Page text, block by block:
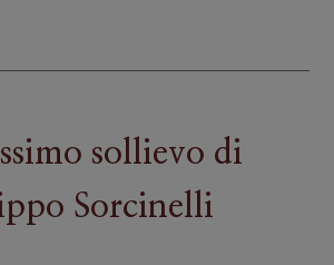
sollievo di
Sorcinelli